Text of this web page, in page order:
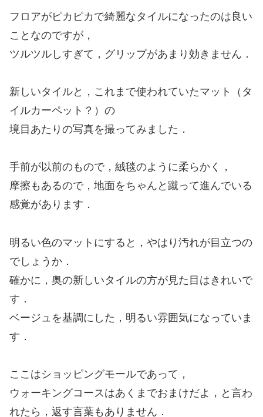
フロアがピカピカで綺麗なタイルになったのは良い
ことなのですが，
ツルツルしすぎて，グリップがあまり効きません．
新しいタイルと，これまで使われていたマット（タ
イルカーペット？）の
境目あたりの写真を撮ってみました．
手前が以前のもので，絨毯のように柔らかく，
摩擦もあるので，地面をちゃんと蹴って進んでいる
感覚があります．
明るい色のマットにすると，やはり汚れが目立つの
でしょうか．
確かに，奥の新しいタイルの方が見た目はきれいで
す．
ベージュを基調にした，明るい雰囲気になっていま
す．
ここはショッピングモールであって，
ウォーキングコースはあくまでおまけだよ，と言わ
れたら，返す言葉もありません．